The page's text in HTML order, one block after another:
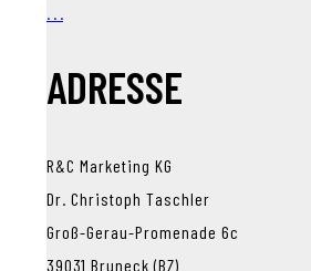
. . .
ADRESSE
R&C Marketing KG
Dr. Christoph Taschler
Groß-Gerau-Promenade 6c
39031 Bruneck (BZ)